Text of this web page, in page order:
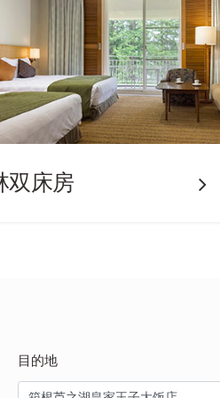
双床房
目的地